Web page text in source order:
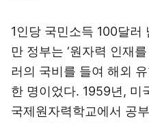
1인당 국민소득 100달러
만 정부는 ‘원자력 인재
러의 국비를 들여 해외
한 명이었다. 1959년, 미
국제원자력학교에서 공